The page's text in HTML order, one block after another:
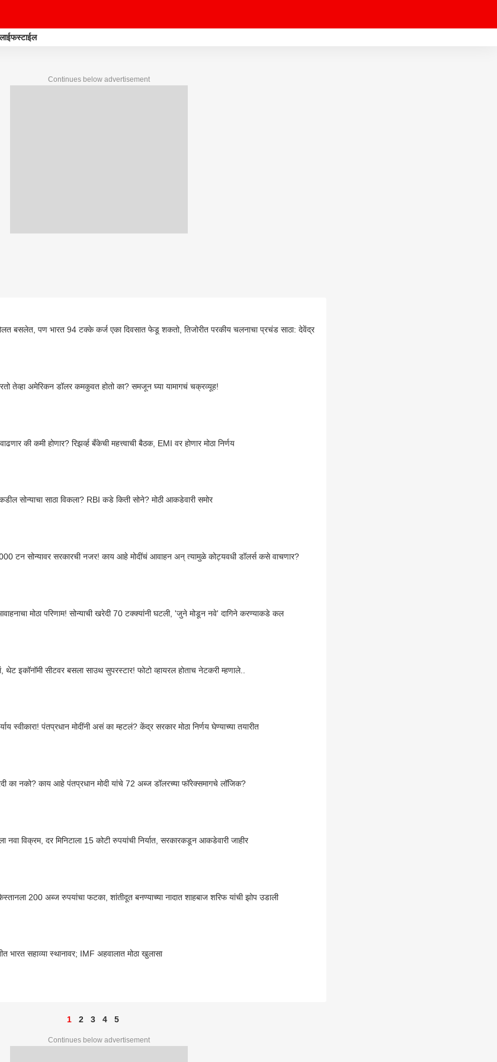
लाईफस्टाईल
Continues below advertisement
बसलेत, पण भारत 94 टक्के कर्ज एका दिवसात फेडू शकतो, तिजोरीत परकीय चलनाचा प्रचंड साठा: देवेंद्र
तेव्हा अमेरिकन डॉलर कमकुवत होतो का? समजून घ्या यामागचं चक्रव्यूह!
की कमी होणार? रिझर्व्ह बँकेची महत्त्वाची बैठक, EMI वर होणार मोठा निर्णय
सोन्याचा साठा विकला? RBI कडे किती सोने? मोठी आकडेवारी समोर
टन सोन्यावर सरकारची नजर! काय आहे मोदींचं आवाहन अन् त्यामुळे कोट्यवधी डॉलर्स कसे वाचणार?
मोठा परिणाम! सोन्याची खरेदी 70 टक्क्यांनी घटली, 'जुने मोडून नवे' दागिने करण्याकडे कल
इकॉनॉमी सीटवर बसला साउथ सुपरस्टार! फोटो व्हायरल होताच नेटकरी म्हणाले..
स्वीकारा! पंतप्रधान मोदींनी असं का म्हटलं? केंद्र सरकार मोठा निर्णय घेण्याच्या तयारीत
का नको? काय आहे पंतप्रधान मोदी यांचे 72 अब्ज डॉलरच्या फॉरेक्समागचे लॉजिक?
नवा विक्रम, दर मिनिटाला 15 कोटी रुपयांची निर्यात, सरकारकडून आकडेवारी जाहीर
200 अब्ज रुपयांचा फटका, शांतीदूत बनण्याच्या नादात शाहबाज शरिफ यांची झोप उडाली
भारत सहाव्या स्थानावर; IMF अहवालात मोठा खुलासा
1 2 3 4 5
Continues below advertisement